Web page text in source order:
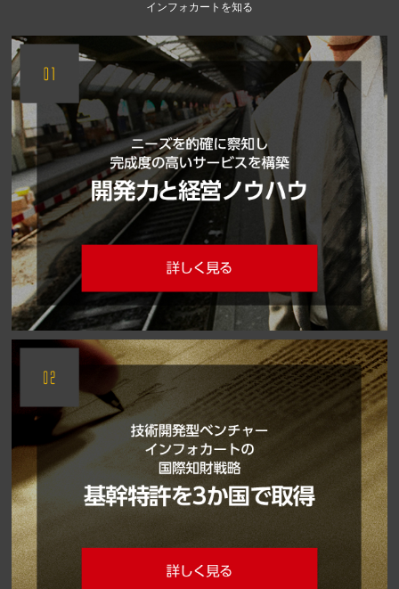
インフォカートを知る